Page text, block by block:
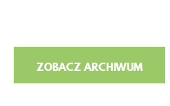
ZOBACZ ARCHIWUM